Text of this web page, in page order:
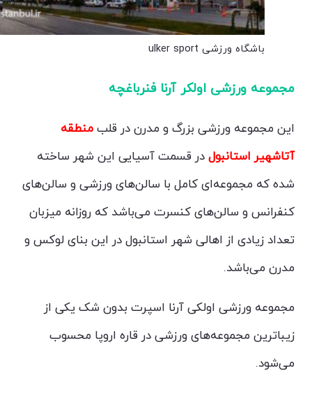
باشگاه ورزشی ulker sport
مجموعه ورزشی اولکر آرنا فنرباغچه
این مجموعه ورزشی بزرگ و مدرن در قلبمنطقه
آتاشهیر استانبول در قسمت آسیایی این شهر ساخته
شده که مجموعه‌ای کامل با سالن‌های ورزشی و سالن‌های
کنفرانس و سالن‌های کنسرت می‌باشد که روزانه میزبان
تعداد زیادی از اهالی شهر استانبول در این بنای لوکس و
مدرن می‌باشد.
مجموعه ورزشی اولکی آرنا اسپرت بدون شک یکی از
زیباترین مجموعه‌های ورزشی در قاره اروپا محسوب
می‌شود.